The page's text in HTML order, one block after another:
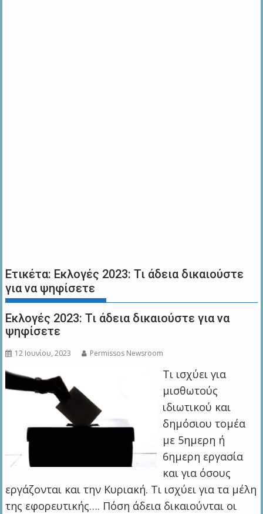
Ετικέτα: Εκλογές 2023: Τι άδεια δικαιούστε
για να ψηφίσετε
Εκλογές 2023: Τι άδεια δικαιούστε για να
ψηφίσετε
12 Ιουνίου, 2023 Permissos Newsroom
Τι ισχύει για
μισθωτούς
ιδιωτικού και
δημόσιου τομέα
με 5ημερη ή
6ημερη εργασία
και για όσους
εργάζονται και την Κυριακή. Τι ισχύει για τα μέλη
της εφορευτικής…. Πόση άδεια δικαιούνται οι